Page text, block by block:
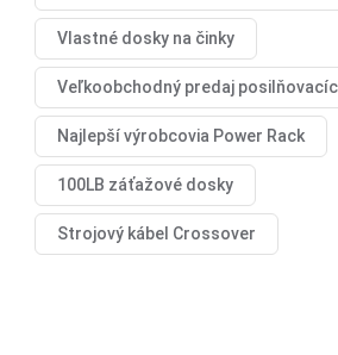
Vlastné dosky na činky
Veľkoobchodný predaj
Najlepší výrobcovia Power Rack
100LB záťažové dosky
Strojový kábel Crossover